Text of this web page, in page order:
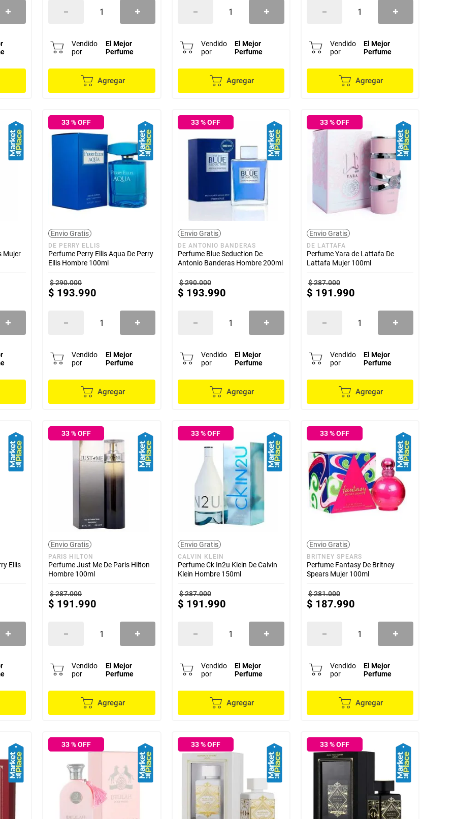
Vendido
por
El Mejor
Perfume
Agregar
Vendido
por
El Mejor
Perfume
Agregar
Vendido
por
El Mejor
Perfume
Agregar
Mujer
Envio Gratis
33% OFF
DE PERRY ELLIS
Perfume Perry Ellis Aqua De Perry
Ellis Hombre 100ml
$290.000
$ 193.990
Vendido
por
El Mejor
Perfume
Agregar
Envio Gratis
33% OFF
DE ANTONIO BANDERAS
Perfume Blue Seduction De
Antonio Banderas Hombre 200ml
$290.000
$ 193.990
Vendido
por
El Mejor
Perfume
Agregar
Envio Gratis
33% OFF
DE LATTAFA
Perfume Yara de Lattafa De
Lattafa Mujer 100ml
$287.000
$ 191.990
Vendido
por
El Mejor
Perfume
Agregar
Ellis
Envio Gratis
33% OFF
PARIS HILTON
Perfume Just Me De Paris Hilton
Hombre 100ml
$287.000
$ 191.990
Vendido
por
El Mejor
Perfume
Agregar
Envio Gratis
33% OFF
CALVIN KLEIN
Perfume Ck In2u Klein De Calvin
Klein Hombre 150ml
$287.000
$ 191.990
Vendido
por
El Mejor
Perfume
Agregar
Envio Gratis
33% OFF
BRITNEY SPEARS
Perfume Fantasy De Britney
Spears Mujer 100ml
$281.000
$ 187.990
Vendido
por
El Mejor
Perfume
Agregar
33% OFF 33% OFF 33% OFF